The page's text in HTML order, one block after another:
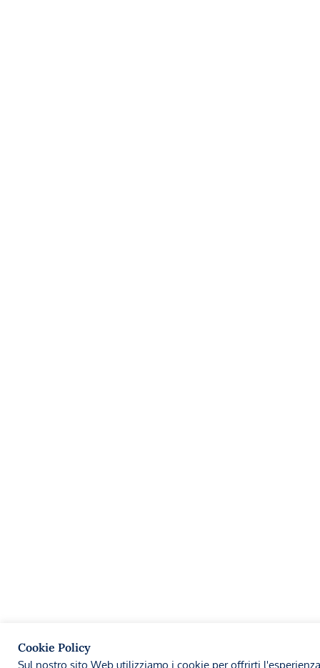
Cookie Policy
Sul nostro sito Web utilizziamo i cookie per offrirti